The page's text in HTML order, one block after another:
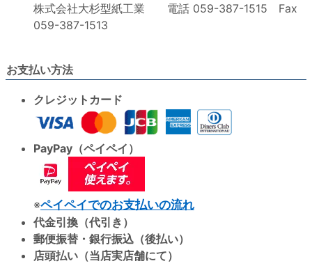
株式会社大杉型紙工業 電話 059-387-1515 Fax
059-387-1513
お支払い方法
クレジットカード
PayPay（ペイペイ）
※ペイペイでのお支払いの流れ
代金引換（代引き）
郵便振替・銀行振込（後払い）
店頭払い（当店実店舗にて）